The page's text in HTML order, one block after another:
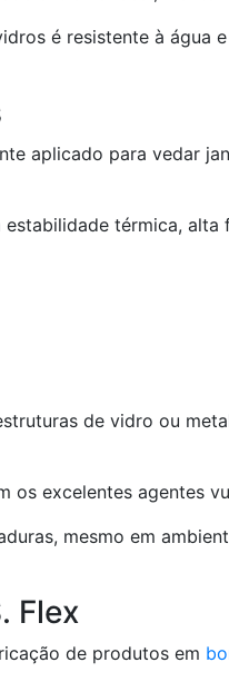
é resistente à água
aplicado para vedar
térmica, alta
de vidro ou
os excelentes agentes
mesmo em
Flex
de produtos em